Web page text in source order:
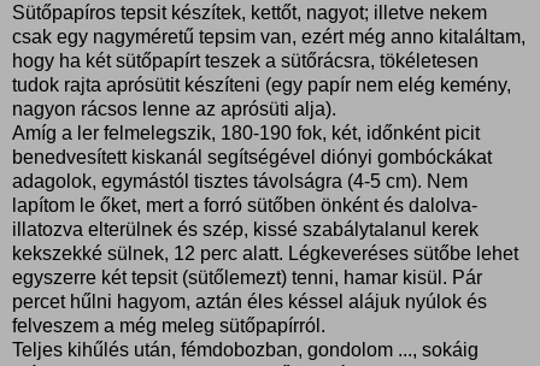
Sütőpapíros tepsit készítek, kettőt, nagyot; illetve nekem
csak egy nagyméretű tepsim van, ezért még anno kitaláltam,
hogy ha két sütőpapírt teszek a sütőrácsra, tökéletesen
tudok rajta aprósütit készíteni (egy papír nem elég kemény,
nagyon rácsos lenne az aprósüti alja).
Amíg a ler felmelegszik, 180-190 fok, két, időnként picit
benedvesített kiskanál segítségével diónyi gombóckákat
adagolok, egymástól tisztes távolságra (4-5 cm). Nem
lapítom le őket, mert a forró sütőben önként és dalolva-
illatozva elterülnek és szép, kissé szabálytalanul kerek
kekszekké sülnek, 12 perc alatt. Légkeveréses sütőbe lehet
egyszerre két tepsit (sütőlemezt) tenni, hamar kisül. Pár
percet hűlni hagyom, aztán éles késsel alájuk nyúlok és
felveszem a még meleg sütőpapírról.
Teljes kihűlés után, fémdobozban, gondolom ..., sokáig